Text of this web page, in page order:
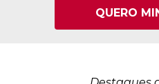
QUERO